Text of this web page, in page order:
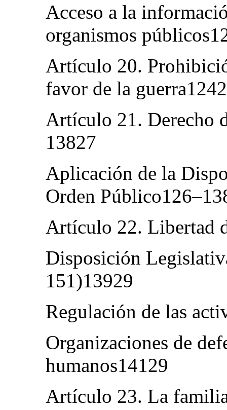
Acceso a la
organismos
Artículo 20.
favor de la
Artículo 21. Derecho
13827
Aplicación de la
Orden
Artículo 22. Libertad
Disposición
151)13929
Regulación de las
Organizaciones de
humanos14129
Artículo 23. La